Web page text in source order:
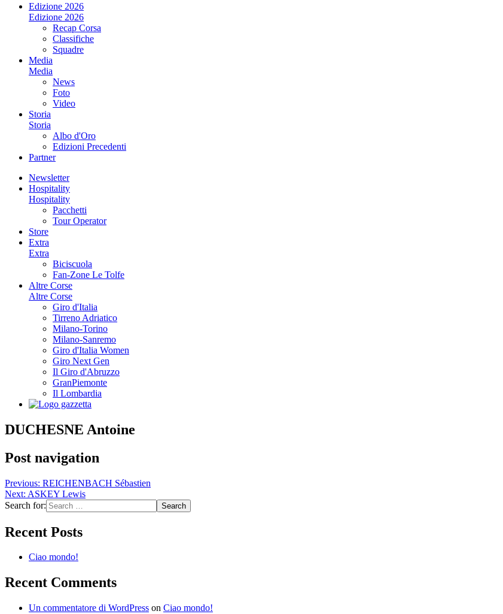
Edizione 2026
Edizione 2026
Recap Corsa
Classifiche
Squadre
Media
Media
News
Foto
Video
Storia
Storia
Albo d'Oro
Edizioni Precedenti
Partner
Newsletter
Hospitality
Hospitality
Pacchetti
Tour Operator
Store
Extra
Extra
Biciscuola
Fan-Zone Le Tolfe
Altre Corse
Altre Corse
Giro d'Italia
Tirreno Adriatico
Milano-Torino
Milano-Sanremo
Giro d'Italia Women
Giro Next Gen
Il Giro d'Abruzzo
GranPiemonte
Il Lombardia
DUCHESNE Antoine
Post navigation
Previous: REICHENBACH Sébastien
Next: ASKEY Lewis
Search for:
Recent Posts
Ciao mondo!
Recent Comments
Un commentatore di WordPress on Ciao mondo!